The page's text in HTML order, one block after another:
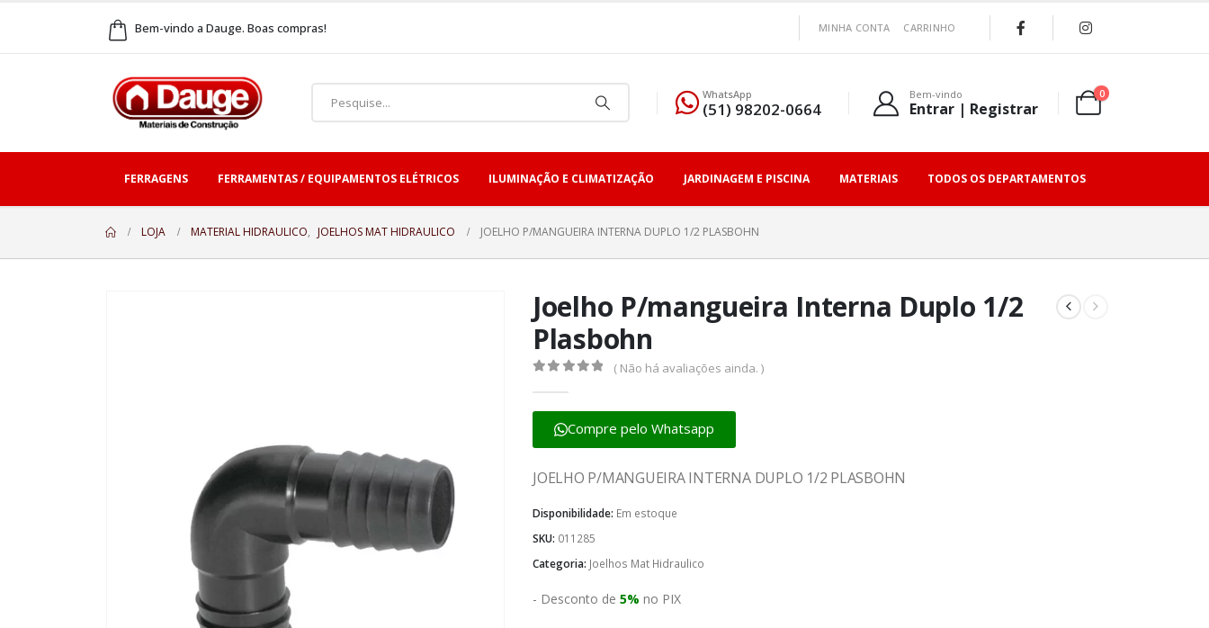
Bem-vindo a Dauge. Boas compras! MINHA CONTA CARRINHO
WhatsApp
(51) 98202-0664
Bem-vindo
Entrar | Registrar
0
FERRAGENS FERRAMENTAS / EQUIPAMENTOS ELÉTRICOS ILUMINAÇÃO E CLIMATIZAÇÃO JARDINAGEM E PISCINA MATERIAIS TODOS OS DEPARTAMENTOS
LOJA MATERIAL HIDRAULICO, JOELHOS MAT HIDRAULICO JOELHO P/MANGUEIRA INTERNA DUPLO 1/2 PLASBOHN
Joelho P/mangueira Interna Duplo 1/2
Plasbohn
( Não há avaliações ainda. )
Compre pelo Whatsapp
JOELHO P/MANGUEIRA INTERNA DUPLO 1/2 PLASBOHN
Disponibilidade: Em estoque
SKU: 011285
Categoria: Joelhos Mat Hidraulico
- Desconto de 5% no PIX